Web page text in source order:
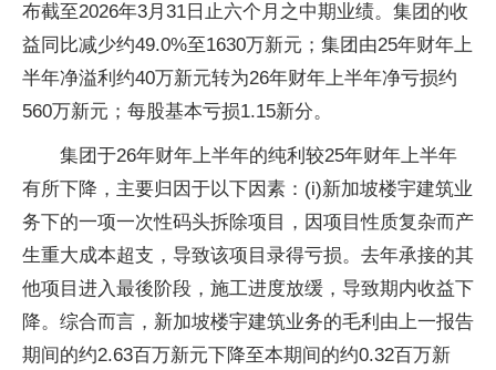
布截至2026年3月31日止六个月之中期业绩。集团的收
益同比减少约49.0%至1630万新元；集团由25年财年上
半年净溢利约40万新元转为26年财年上半年净亏损约
560万新元；每股基本亏损1.15新分。
集团于26年财年上半年的纯利较25年财年上半年
有所下降，主要归因于以下因素：(i)新加坡楼宇建筑业
务下的一项一次性码头拆除项目，因项目性质复杂而产
生重大成本超支，导致该项目录得亏损。去年承接的其
他项目进入最後阶段，施工进度放缓，导致期内收益下
降。综合而言，新加坡楼宇建筑业务的毛利由上一报告
期间的约2.63百万新元下降至本期间的约0.32百万新